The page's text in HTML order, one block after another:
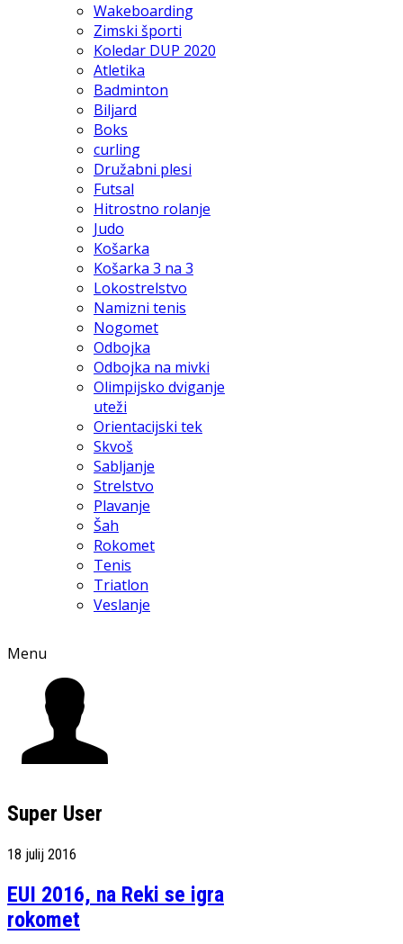
Wakeboarding
Zimski športi
Koledar DUP 2020
Atletika
Badminton
Biljard
Boks
curling
Družabni plesi
Futsal
Hitrostno rolanje
Judo
Košarka
Košarka 3 na 3
Lokostrelstvo
Namizni tenis
Nogomet
Odbojka
Odbojka na mivki
Olimpijsko dviganje
uteži
Orientacijski tek
Skvoš
Sabljanje
Strelstvo
Plavanje
Šah
Rokomet
Tenis
Triatlon
Veslanje
Menu
Super User
18 julij 2016
EUI 2016, na Reki se igra
rokomet